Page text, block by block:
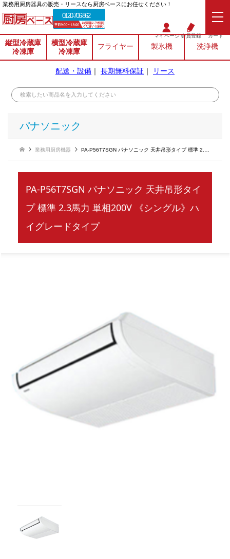
業務⽤厨房器具の販売・リースなら厨房ベースにお任せください！
0120-706-862
マイページ会員登録 カート
縦型冷蔵庫
冷凍庫
横型冷蔵庫
冷凍庫
フライヤー 製氷機 洗浄機
配送・設備 ｜ 長期無料保証 ｜ リース
パナソニック
業務用厨房機器 PA-P56T7SGN パナソニック 天井吊形タイプ 標準 2.3馬力 単相200V 《シングル》ハイグレードタイプ
PA-P56T7SGN パナソニック 天井吊形タイ
プ 標準 2.3馬力 単相200V 《シングル》ハ
イグレードタイプ